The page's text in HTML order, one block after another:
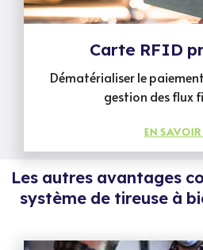
Carte RFID
Dématérialiser le
gestion des flux
EN
Les autres avantages
système de tireuse à